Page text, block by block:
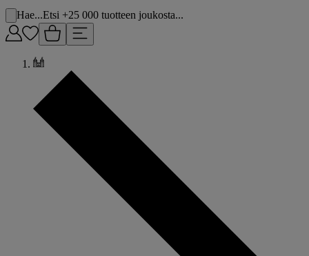
Hae...Etsi +25 000 tuotteen joukosta...